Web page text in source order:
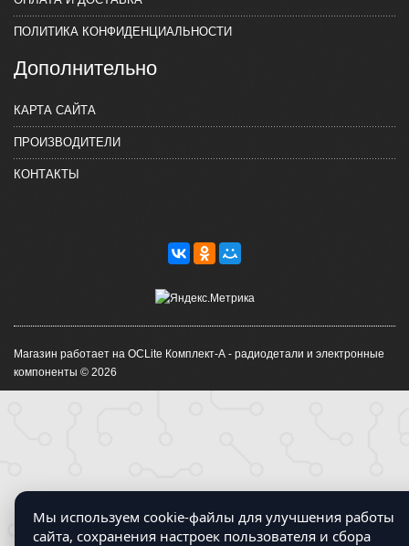
ПОЛИТИКА КОНФИДЕНЦИАЛЬНОСТИ
Дополнительно
КАРТА САЙТА
ПРОИЗВОДИТЕЛИ
КОНТАКТЫ
Магазин работает на OCLite Комплект-А - радиодетали и электронные
компоненты © 2026
Мы используем cookie-файлы для улучшения работы
сайта, сохранения настроек пользователя и сбора